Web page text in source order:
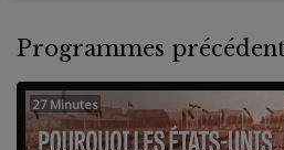
Programmes
27 Minutes